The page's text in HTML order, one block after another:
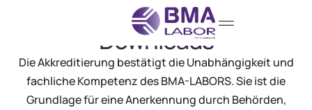
Downloads
Die Akkreditierung bestätigt die Unabhängigkeit und
fachliche Kompetenz des BMA-LABORS. Sie ist die
Grundlage für eine Anerkennung durch Behörden,